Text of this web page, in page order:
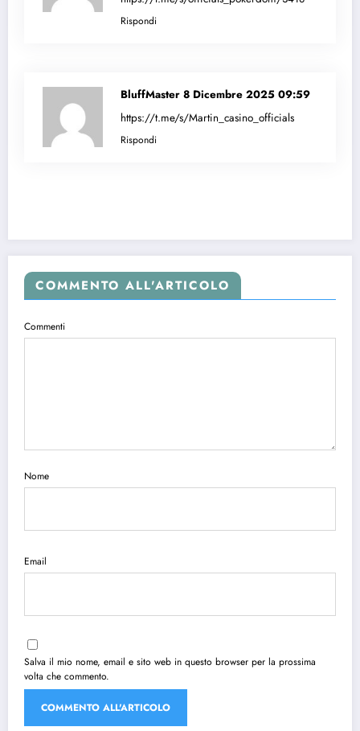
Rispondi
BluffMaster 8 Dicembre 2025 09:59
https://t.me/s/Martin_casino_officials
Rispondi
COMMENTO ALL'ARTICOLO
Commenti
Nome
Email
Salva il mio nome, email e sito web in questo browser per la prossima
volta che commento.